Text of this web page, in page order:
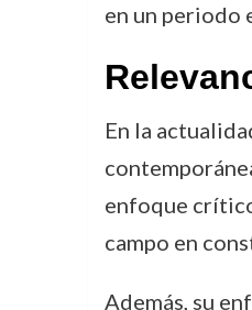
en un periodo
En la
enfoque
campo en
Además, su